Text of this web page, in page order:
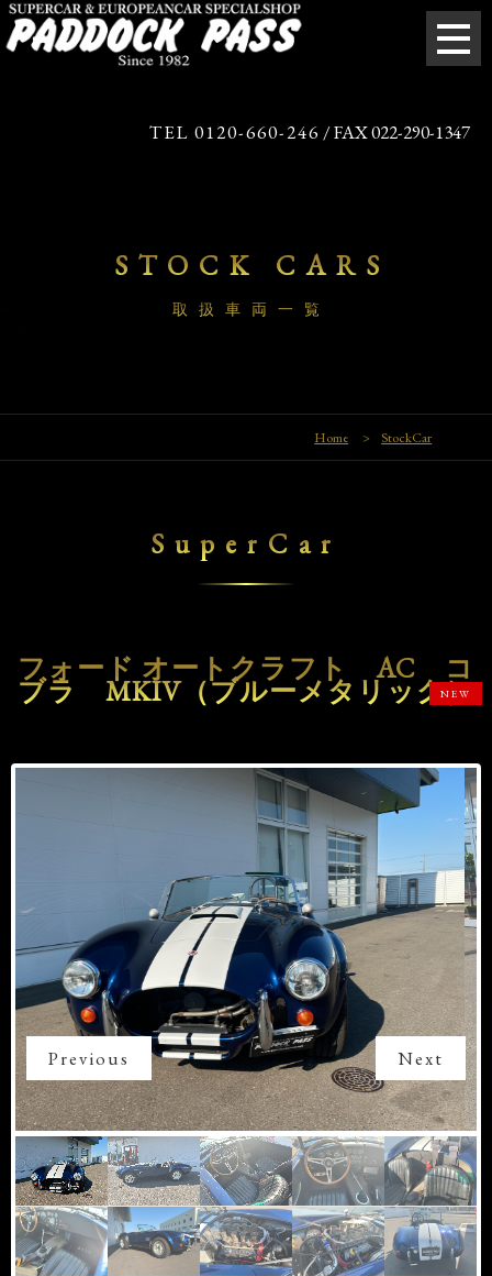
TEL 0120-660-246 / FAX 022-290-1347
STOCK CARS
取扱車両一覧
Home > StockCar
SuperCar
フォード オートクラフト AC コ
ブラ MKIV（ブルーメタリック）
NEW
Previous Next